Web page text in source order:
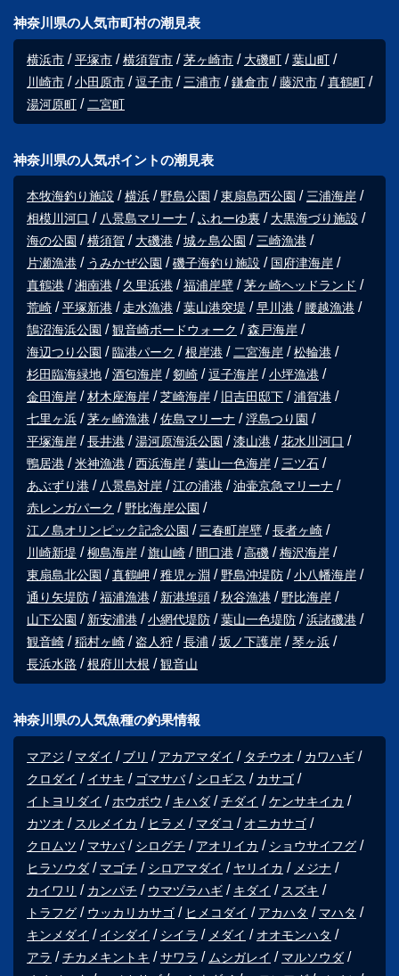
神奈川県の人気市町村の潮見表
横浜市 平塚市 横須賀市 茅ヶ崎市 大磯町
葉山町
川崎市
小田原市 逗子市 三浦市 鎌倉市 藤沢市
真鶴町
湯河原町
二宮町
神奈川県の人気ポイントの潮見表
本牧海釣り施設 横浜 野島公園 東扇島西公園
三浦海岸
相模川河口
八景島マリーナ ふれーゆ裏
大黒海づり施設
海の公園
横須賀 大磯港 城ヶ島公園
三崎漁港
片瀬漁港
うみかぜ公園 磯子海釣り施設
国府津海岸
真鶴港
湘南港 久里浜港 福浦岸壁
茅ヶ崎ヘッドランド
荒崎
平塚新港 走水漁港 葉山港突堤 早川港
腰越漁港
鵠沼海浜公園
観音崎ボードウォーク
森戸海岸
海辺つり公園
臨港パーク 根岸港 二宮海岸
松輪港
杉田臨海緑地
酒匂海岸 剱崎 逗子海岸
小坪漁港
金田海岸
材木座海岸 芝崎海岸 旧吉田邸下
浦賀港
七里ヶ浜
茅ヶ崎漁港 佐島マリーナ
浮島つり園
平塚海岸
長井港 湯河原海浜公園 漆山港
花水川河口
鴨居港
米神漁港 西浜海岸 葉山一色海岸
三ツ石
あぶずり港
八景島対岸 江の浦港
油壷京急マリーナ
赤レンガパーク
野比海岸公園
江ノ島オリンピック記念公園
三春町岸壁
長者ヶ崎
川崎新堤
柳島海岸 旗山崎 間口港 高磯
梅沢海岸
東扇島北公園
真鶴岬 稚児ヶ淵 野島沖堤防
小八幡海岸
通り矢堤防
福浦漁港 新港埠頭 秋谷漁港
野比海岸
山下公園
新安浦港 小網代堤防 葉山一色堤防
浜諸磯港
観音崎
稲村ヶ崎 盗人狩 長浦 坂ノ下護岸
琴ヶ浜
長浜水路
根府川大根 観音山
神奈川県の人気魚種の釣果情報
マアジ マダイ ブリ アカアマダイ タチウオ
カワハギ
クロダイ
イサキ ゴマサバ シロギス
カサゴ
イトヨリダイ
ホウボウ キハダ チダイ
ケンサキイカ
カツオ
スルメイカ ヒラメ マダコ
オニカサゴ
クロムツ
マサバ シログチ アオリイカ
ショウサイフグ
ヒラソウダ
マゴチ シロアマダイ ヤリイカ
メジナ
カイワリ
カンパチ ウマヅラハギ キダイ
スズキ
トラフグ
ウッカリカサゴ ヒメコダイ アカハタ
マハタ
キンメダイ
イシダイ シイラ メダイ
オオモンハタ
アラ
チカメキントキ サワラ ムシガレイ
マルソウダ